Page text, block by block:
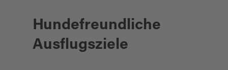
Hundefreundliche
Ausflugsziele
Nabburg
FREILANDMUSEUM